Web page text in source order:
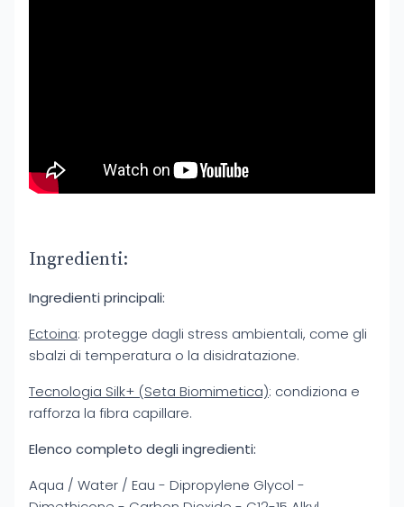
Ingredienti:
Ingredienti principali:
Ectoina: protegge dagli stress ambientali, come gli
sbalzi di temperatura o la disidratazione.
Tecnologia Silk+ (Seta Biomimetica): condiziona e
rafforza la fibra capillare.
Elenco completo degli ingredienti:
Aqua / Water / Eau - Dipropylene Glycol -